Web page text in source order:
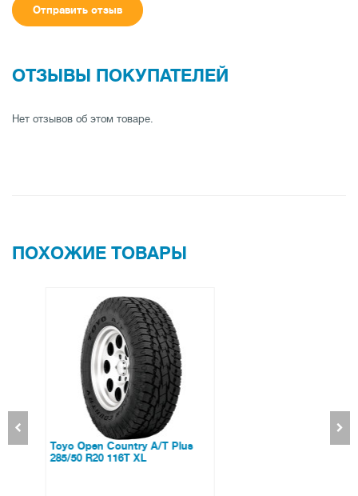
Отправить отзыв
ОТЗЫВЫ ПОКУПАТЕЛЕЙ
Нет отзывов об этом товаре.
ПОХОЖИЕ ТОВАРЫ
Vredestein Ultrac 215/45 ZR17